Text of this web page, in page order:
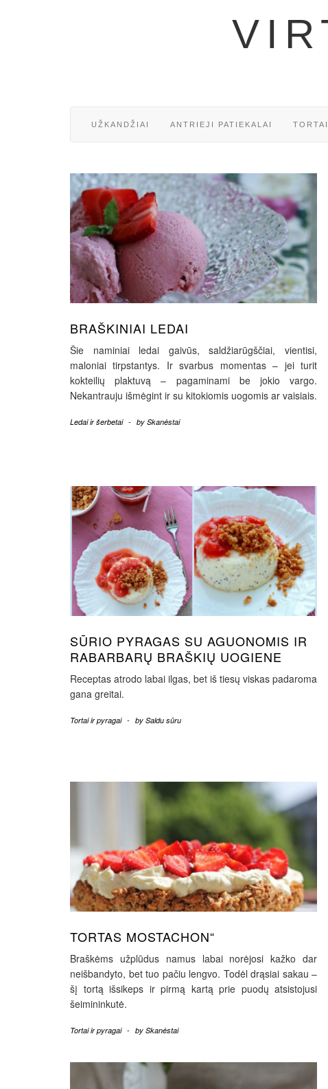
UŽKANDŽIAI ANTRIEJI PATIEKALAI
BRAŠKINIAI LEDAI
Šie naminiai ledai gaivūs, saldžiarūgščiai, vientisi,
maloniai tirpstantys. Ir svarbus momentas – jei turit
kokteilių plaktuvą – pagaminami be jokio vargo.
Nekantrauju išmėgint ir su kitokiomis uogomis ar vaisiais.
Ledai ir šerbetai - by Skanėstai
SŪRIO PYRAGAS SU AGUONOMIS IR
RABARBARŲ BRAŠKIŲ UOGIENE
Receptas atrodo labai ilgas, bet iš tiesų viskas padaroma
gana greitai.
Tortai ir pyragai - by Saldu sūru
TORTAS MOSTACHON“
Braškėms užplūdus namus labai norėjosi kažko dar
neišbandyto, bet tuo pačiu lengvo. Todėl drąsiai sakau –
šį tortą išsikeps ir pirmą kartą prie puodų atsistojusi
šeimininkutė.
Tortai ir pyragai - by Skanėstai